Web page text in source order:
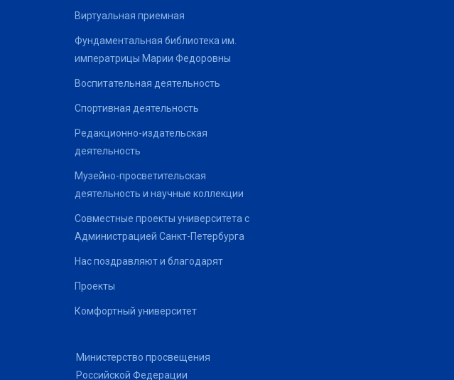
Виртуальная приемная
Фундаментальная библиотека им.
императрицы Марии Федоровны
Воспитательная деятельность
Спортивная деятельность
Редакционно-издательская
деятельность
Музейно-просветительская
деятельность и научные коллекции
Совместные проекты университета с
Администрацией Санкт-Петербурга
Нас поздравляют и благодарят
Проекты
Комфортный университет
Министерство просвещения
Российской Федерации